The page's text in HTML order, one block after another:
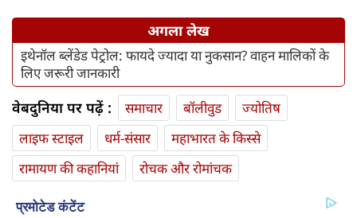
अगला लेख
इथेनॉल ब्लेंडेड पेट्रोल: फायदे ज्यादा या नुकसान? वाहन मालिकों के
लिए जरूरी जानकारी
वेबदुनिया पर पढ़ें : समाचार बॉलीवुड
ज्योतिष
लाइफ स्‍टाइल
धर्म-संसार
महाभारत के किस्से
रामायण की कहानियां
रोचक और रोमांचक